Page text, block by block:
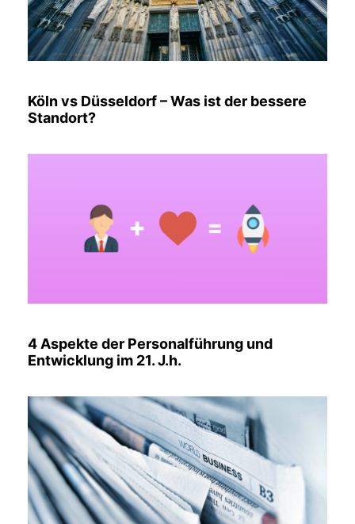
Köln vs Düsseldorf – Was ist der bessere
Standort?
4 Aspekte der Personalführung und
Entwicklung im 21. J.h.